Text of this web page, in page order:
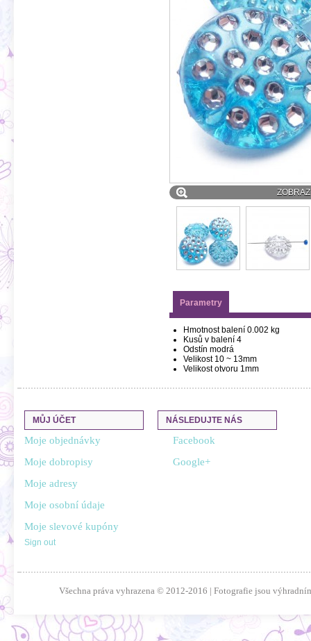
Parametry
Hmotnost balení 0.002 kg
Kusů v balení 4
Odstín modrá
Velikost10 ~ 13mm
Velikost otvoru 1mm
MŮJ ÚČET
Moje objednávky
Moje dobropisy
Moje adresy
Moje osobní údaje
Moje slevové kupóny
Sign out
NÁSLEDUJTE NÁS
Facebook
Google+
Všechna práva vyhrazena © 2012-2016 | Fotografie jsou